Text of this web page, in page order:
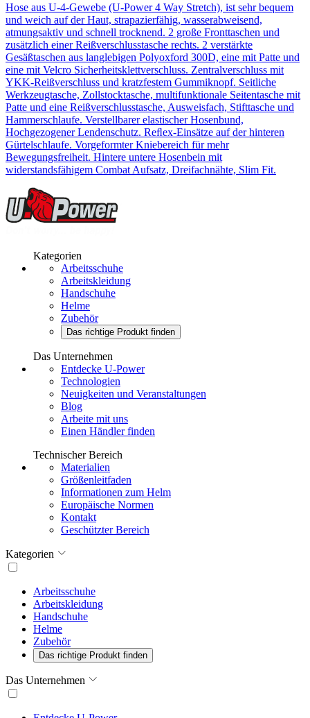
Hose aus U-4-Gewebe (U-Power 4 Way Stretch), ist sehr bequem
und weich auf der Haut, strapazierfähig, wasserabweisend,
atmungsaktiv und schnell trocknend. 2 große Fronttaschen und
zusätzlich einer Reißverschlusstasche rechts. 2 verstärkte
Gesäßtaschen aus langlebigen Polyoxford 300D, eine mit Patte und
eine mit Velcro Sicherheitsklettverschluss. Zentralverschluss mit
YKK-Reißverschluss und kratzfestem Gummiknopf. Seitliche
Werkzeugtasche, Zollstocktasche, multifunktionale Seitentasche mit
Patte und eine Reißverschlusstasche, Ausweisfach, Stifttasche und
Hammerschlaufe. Verstellbarer elastischer Hosenbund,
Hochgezogener Lendenschutz. Reﬂex-Einsätze auf der hinteren
Gürtelschlaufe. Vorgeformter Kniebereich für mehr
Bewegungsfreiheit. Hintere untere Hosenbein mit
widerstandsfähigem Combat Aufsatz, Dreifachnähte, Slim Fit.
Kategorien
Arbeitsschuhe
Arbeitskleidung
Handschuhe
Helme
Zubehör
Das richtige Produkt finden
Das Unternehmen
Entdecke U-Power
Technologien
Neuigkeiten und Veranstaltungen
Blog
Arbeite mit uns
Einen Händler finden
Technischer Bereich
Materialien
Größenleitfaden
Informationen zum Helm
Europäische Normen
Kontakt
Geschützter Bereich
Kategorien
Arbeitsschuhe
Arbeitskleidung
Handschuhe
Helme
Zubehör
Das richtige Produkt finden
Das Unternehmen